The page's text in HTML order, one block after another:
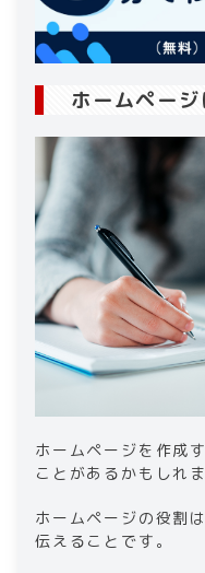
ホームペー
ホームページを作成
ことがあるかもしれま
ホームページの役割
伝えることです。